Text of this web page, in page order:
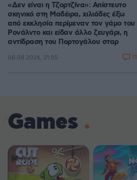
«Δεν είναι η Τζορτζίνα»: Απίστευτο
σκηνικό στη Μαδέιρα, χιλιάδες έξω
από εκκλησία περίμεναν τον γάμο του
Ρονάλντο και είδαν άλλο ζευγάρι, η
αντίδραση του Πορτογάλου σταρ
08.08.2026, 21:05 11
Games